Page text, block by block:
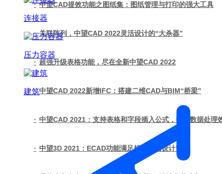
连接器
压力容器
建筑
· 中望CAD提效功能之图纸集：图纸管理与打印的强大工具
· 关联阵列，中望CAD 2022灵活设计的“大杀器”
· 超强升级表格功能，尽在全新中望CAD 2022
· 中望CAD 2022新增IFC：搭建二维CAD与BIM“桥梁”
· 中望CAD 2021：支持表格和字段插入公式，提高数据处理
· 中望3D 2021：ECAD功能满足机电协同设计需求